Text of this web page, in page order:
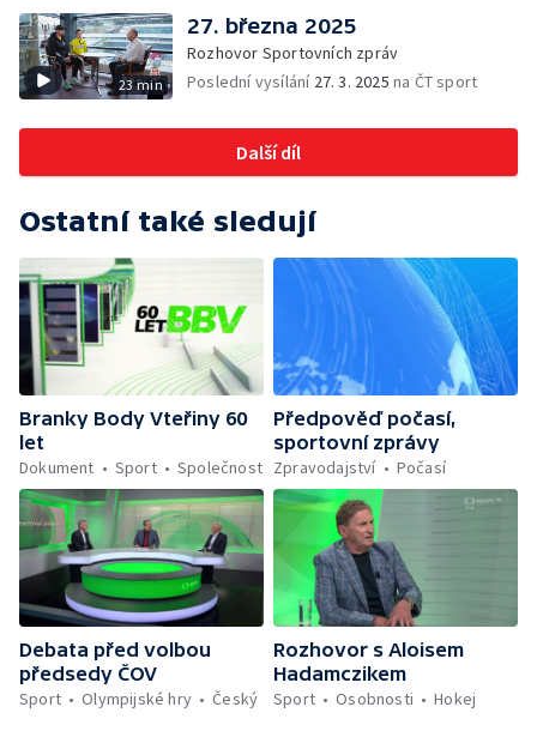
23 min
27. března 2025
Rozhovor Sportovních zpráv
Poslední vysílání 27. 3. 2025 na ČT sport
Další díl
Ostatní také sledují
Branky Body Vteřiny 60
let
Dokument
Sport Společnost
Předpověď počasí,
sportovní zprávy
Zpravodajství
Počasí
Debata před volbou
předsedy ČOV
Sport
Olympijské hry Český
Rozhovor s Aloisem
Hadamczikem
Sport
Osobnosti Hokej